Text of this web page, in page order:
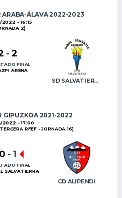
ARABA-ÁLAVA 2022-2023
2022 - 16:15
2)
SD SALVATIERRA
- 2
FINAL
ARENA
GIPUZKOA 2021-2022
2022 - 17:00
RFEF - JORNADA 16)
CD ALIPENDI
0 - 1
FINAL
SALVATIERRA